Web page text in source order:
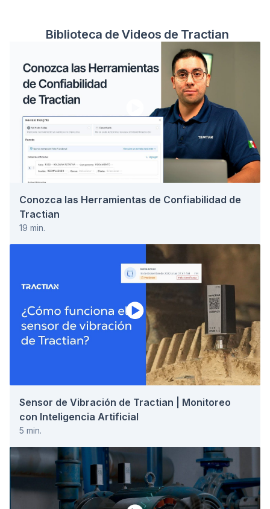
Biblioteca de Videos de Tractian
Conozca las Herramientas de Confiabilidad de
Tractian
19 min.
Sensor de Vibración de Tractian | Monitoreo
con Inteligencia Artificial
5 min.